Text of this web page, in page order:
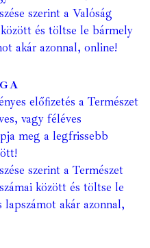
szerint a Valóság
és töltse le bármely
akár azonnal, online!
előfizetés a Természet
vagy féléves
meg a legfrissebb
szerint a Természet
között és töltse le
akár azonnal,